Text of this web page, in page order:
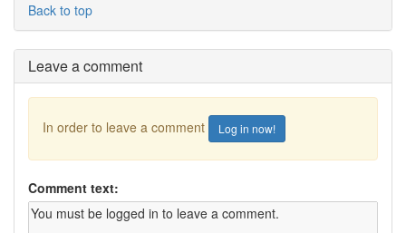
Back to top
Leave a comment
In order to leave a comment Log in now!
Comment text: